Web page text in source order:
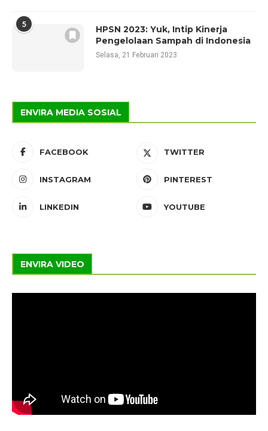
5
HPSN 2023: Yuk, Intip Kinerja
Pengelolaan Sampah di Indonesia
Selasa, 21 Februari 2023
ENVIRA MEDIA SOSIAL
FACEBOOK TWITTER
INSTAGRAM PINTEREST
LINKEDIN YOUTUBE
ENVIRA VIDEO